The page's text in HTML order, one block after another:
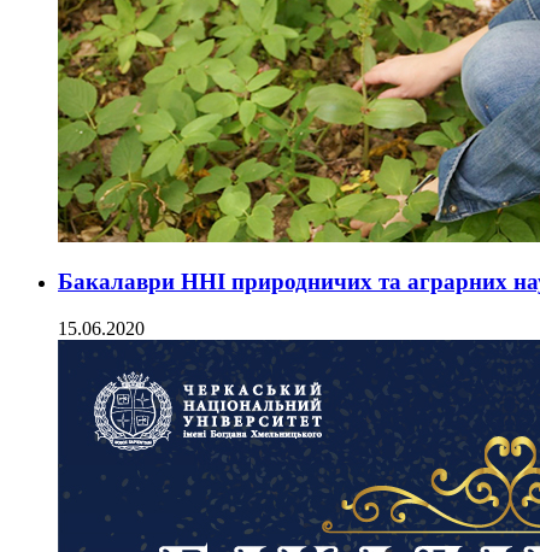
Бакалаври ННІ природничих та аграрних
15.06.2020